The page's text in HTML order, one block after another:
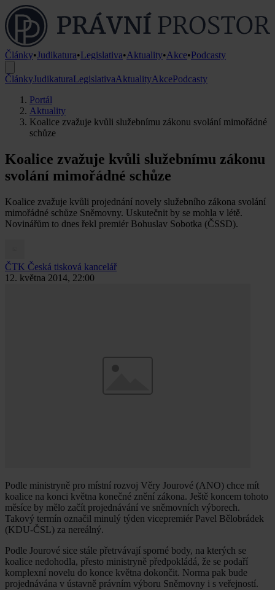
Články•Judikatura•Legislativa•Aktuality•Akce•Podcasty
ČlánkyJudikaturaLegislativaAktualityAkcePodcasty
Portál
Aktuality
Koalice zvažuje kvůli služebnímu zákonu svolání mimořádné
schůze
Koalice zvažuje kvůli služebnímu zákonu
svolání mimořádné schůze
Koalice zvažuje kvůli projednání novely služebního zákona svolání
mimořádné schůze Sněmovny. Uskutečnit by se mohla v létě.
Novinářům to dnes řekl premiér Bohuslav Sobotka (ČSSD).
ČTK Česká tisková kancelář
12. května 2014, 22:00
Podle ministryně pro místní rozvoj Věry Jourové (ANO) chce mít
koalice na konci května konečné znění zákona. Ještě koncem tohoto
měsíce by mělo začít projednávání ve sněmovních výborech.
Takový termín označil minulý týden vicepremiér Pavel Bělobrádek
(KDU-ČSL) za nereálný.
Podle Jourové sice stále přetrvávají sporné body, na kterých se
koalice nedohodla, přesto ministryně předpokládá, že se podaří
komplexní novelu do konce května dokončit. Norma pak bude
projednávána v ústavně právním výboru Sněmovny i s veřejností.